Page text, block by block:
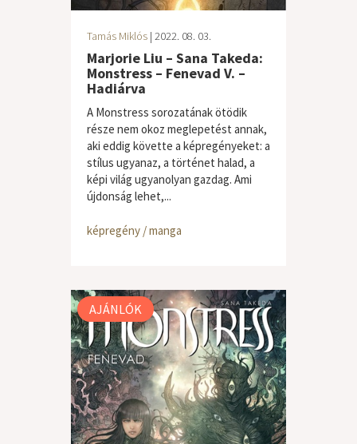
Tamás Miklós | 2022. 08. 03.
Marjorie Liu – Sana Takeda:
Monstress – Fenevad V. –
Hadiárva
A Monstress sorozatának ötödik
része nem okoz meglepetést annak,
aki eddig követte a képregényeket: a
stílus ugyanaz, a történet halad, a
képi világ ugyanolyan gazdag. Ami
újdonság lehet,...
képregény / manga
AJÁNLÓK